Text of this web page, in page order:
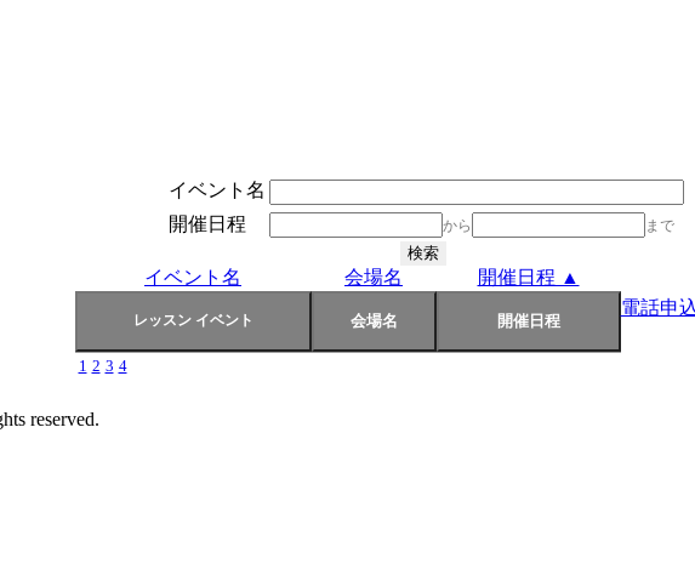
イベント名
開催日程
から まで
イベント名 会場名
開催日程 ▲
電話申
1 2 3 4
reserved.